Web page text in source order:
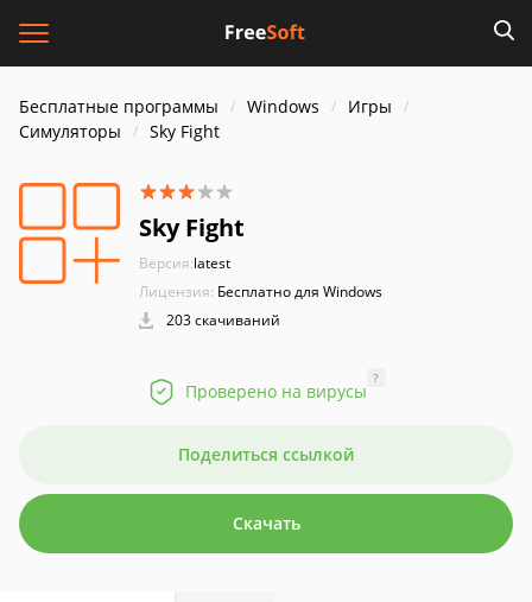
Бесплатные программы Windows
Игры
Симуляторы
Sky Fight
Sky Fight
Версия:latest
Лицензия: Бесплатно для Windows
203 скачиваний
Проверено на вирусы
?
Поделиться ссылкой
Скачать